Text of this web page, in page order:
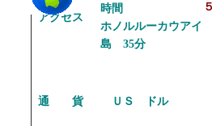
アクセス
時間
ホノルルーカウアイ
島 35分
通 貨 ＵＳ ドル